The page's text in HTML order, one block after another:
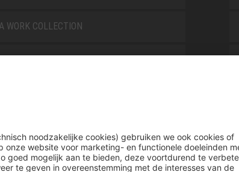
WORK COLLECTION